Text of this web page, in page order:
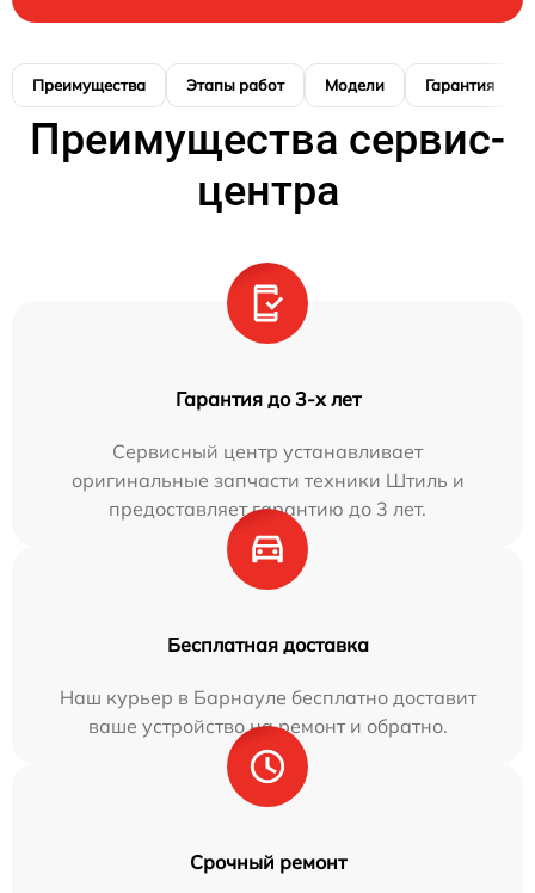
Преимущества Этапы работ Модели Гарантия
Преимущества сервис-
центра
Гарантия до 3-х лет
Сервисный центр устанавливает
оригинальные запчасти техники Штиль и
предоставляет гарантию до 3 лет.
Бесплатная доставка
Наш курьер в Барнауле бесплатно доставит
ваше устройство на ремонт и обратно.
Срочный ремонт